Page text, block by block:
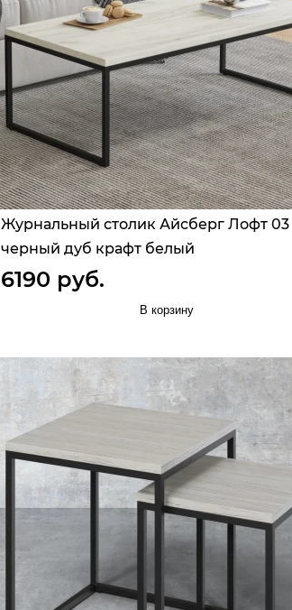
Журнальный столик Айсберг Лофт 03
черный дуб крафт белый
6190 руб.
В корзину